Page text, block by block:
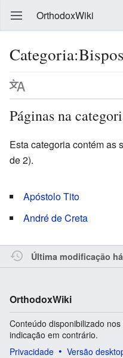
OrthodoxWiki
Páginas na
Esta categoria contém as
de 2).
Apóstolo Tito
André de Creta
Última modificação
OrthodoxWiki
Conteúdo disponibilizado
indicação em contrário.
Privacidade
Versão